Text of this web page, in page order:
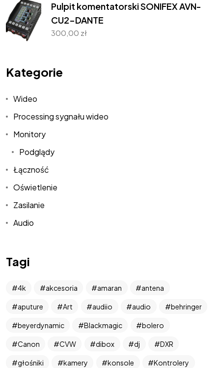
Pulpit komentatorski SONIFEX AVN-
CU2-DANTE
300,00 zł
Kategorie
Wideo
Processing sygnału wideo
Monitory
Podglądy
Łączność
Oświetlenie
Zasilanie
Audio
Tagi
4k akcesoria amaran antena
aputure Art audiio audio behringer
beyerdynamic Blackmagic bolero
Canon CVW dibox dj DXR
głośniki kamery konsole Kontrolery
West Art
Media